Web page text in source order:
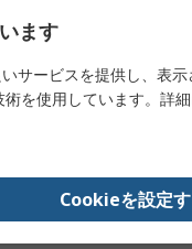
ンヘッ
ングリ
デ
ます
サービスを提供し、表
を使用しています。詳細
Cookieを設定